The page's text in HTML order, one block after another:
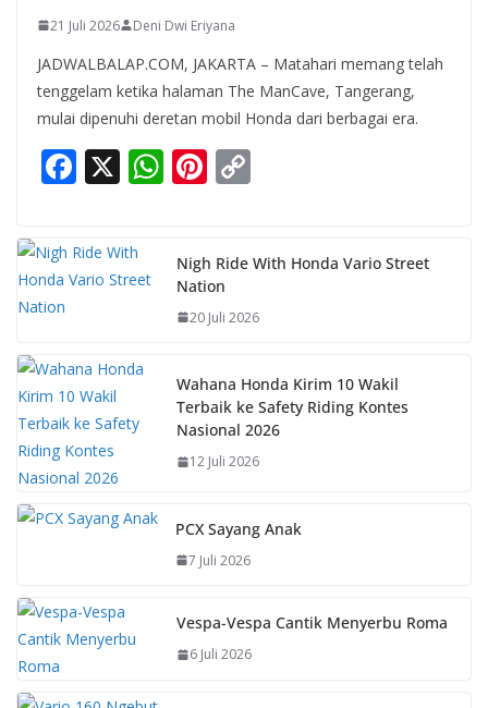
21 Juli 2026 Deni Dwi Eriyana
JADWALBALAP.COM, JAKARTA – Matahari memang telah
tenggelam ketika halaman The ManCave, Tangerang,
mulai dipenuhi deretan mobil Honda dari berbagai era.
F
e
b
k
X W
s
A
p
Pi
e
st
y
Li
k
Nigh Ride With Honda Vario Street
Nation
20 Juli 2026
Wahana Honda Kirim 10 Wakil
Terbaik ke Safety Riding Kontes
Nasional 2026
12 Juli 2026
PCX Sayang Anak
7 Juli 2026
Vespa-Vespa Cantik Menyerbu Roma
6 Juli 2026